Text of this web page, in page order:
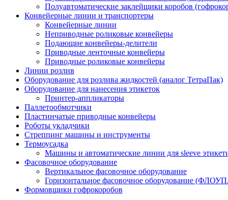
Полуавтоматические заклейщики коробов
Конвейерные линии и транспортеры
Конвейерные линии
Неприводные роликовые конвейеры
Подающие конвейеры-делители
Приводные ленточные конвейеры
Приводные роликовые конвейеры
Линии розлив
Оборудование для розлива жидкостей (аналог ТетраПак)
Оборудование для нанесения этикеток
Принтер-аппликаторы
Паллетообмотчики
Пластинчатые приводные конвейеры
Роботы укладчики
Стреппинг машины и инструменты
Термоусадка
Машины и автоматические линии для sleeve
Фасовочное оборудование
Вертикальное фасовочное оборудование
Горизонтальное фасовочное оборудование
Формовщики гофрокоробов